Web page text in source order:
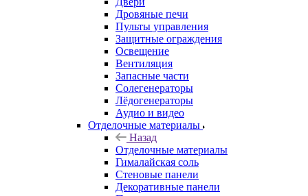
Дровяные печи
Пульты управления
Защитные ограждения
Освещение
Вентиляция
Запасные части
Солегенераторы
Лёдогенераторы
Аудио и видео
Отделочные материалы
Назад
Отделочные материалы
Гималайская соль
Стеновые панели
Декоративные панели